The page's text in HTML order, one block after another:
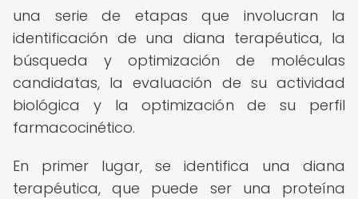
una serie de etapas que involucran la
identificación de una diana terapéutica, la
búsqueda y optimización de moléculas
candidatas, la evaluación de su actividad
biológica y la optimización de su perfil
farmacocinético.
En primer lugar, se identifica una diana
terapéutica, que puede ser una proteína